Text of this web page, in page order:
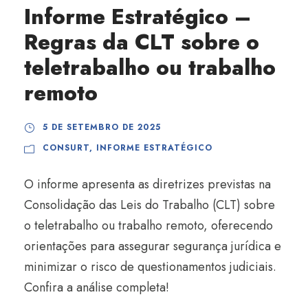
Informe Estratégico –
Regras da CLT sobre o
teletrabalho ou trabalho
remoto
5 DE SETEMBRO DE 2025
CONSURT, INFORME ESTRATÉGICO
O informe apresenta as diretrizes previstas na
Consolidação das Leis do Trabalho (CLT) sobre
o teletrabalho ou trabalho remoto, oferecendo
orientações para assegurar segurança jurídica e
minimizar o risco de questionamentos judiciais.
Confira a análise completa!